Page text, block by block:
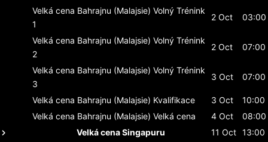
Velká cena Bahrajnu (Malajsie) Volný Trénink
1
2 Oct 03:00
Velká cena Bahrajnu (Malajsie) Volný Trénink
2
2 Oct 07:00
Velká cena Bahrajnu (Malajsie) Volný Trénink
3
3 Oct 07:00
Velká cena Bahrajnu (Malajsie) Kvalifikace 3 Oct
10:00
Velká cena Bahrajnu (Malajsie) Velká cena 4 Oct
08:00
Velká cena Singapuru
11 Oct 13:00